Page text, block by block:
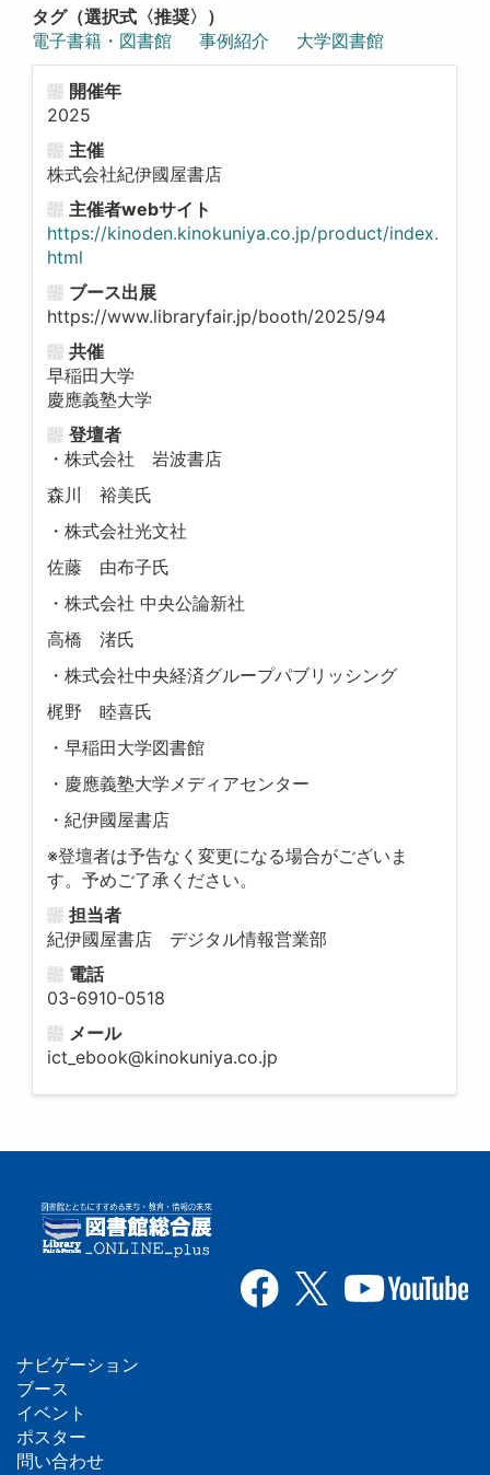
タグ（選択式〈推奨〉）
電子書籍・図書館
事例紹介 大学図書館
開催年
2025
主催
株式会社紀伊國屋書店
主催者webサイト
https://kinoden.kinokuniya.co.jp/product/index.
html
ブース出展
https://www.libraryfair.jp/booth/2025/94
共催
早稲田大学
慶應義塾大学
登壇者
・株式会社 岩波書店
森川 裕美氏
・株式会社光文社
佐藤 由布子氏
・株式会社 中央公論新社
高橋 渚氏
・株式会社中央経済グループパブリッシング
梶野 睦喜氏
・早稲田大学図書館
・慶應義塾大学メディアセンター
・紀伊國屋書店
※登壇者は予告なく変更になる場合がございま
す。予めご了承ください。
担当者
紀伊國屋書店 デジタル情報営業部
電話
03-6910-0518
メール
ict_ebook@kinokuniya.co.jp
フ
ッ
ナビゲーション
ブース
イベント
ポスター
問い合わせ